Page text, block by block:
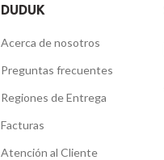
DUDUK
Acerca de nosotros
Preguntas frecuentes
Regiones de Entrega
Facturas
Atención al Cliente